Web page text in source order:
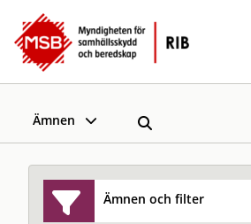
Ämnen
Ämnen och filter